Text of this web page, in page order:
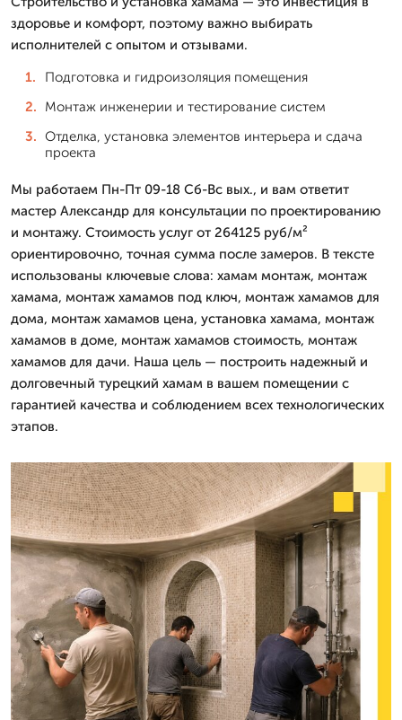
здоровье и комфорт, поэтому важно выбирать
исполнителей с опытом и отзывами.
Подготовка и гидроизоляция помещения
Монтаж инженерии и тестирование систем
Отделка, установка элементов интерьера и сдача
проекта
Мы работаем Пн-Пт 09-18 Сб-Вс вых., и вам ответит
мастер Александр для консультации по проектированию
и монтажу. Стоимость услуг от 264125 руб/м²
ориентировочно, точная сумма после замеров. В тексте
использованы ключевые слова: хамам монтаж, монтаж
хамама, монтаж хамамов под ключ, монтаж хамамов для
дома, монтаж хамамов цена, установка хамама, монтаж
хамамов в доме, монтаж хамамов стоимость, монтаж
хамамов для дачи. Наша цель — построить надежный и
долговечный турецкий хамам в вашем помещении с
гарантией качества и соблюдением всех технологических
этапов.